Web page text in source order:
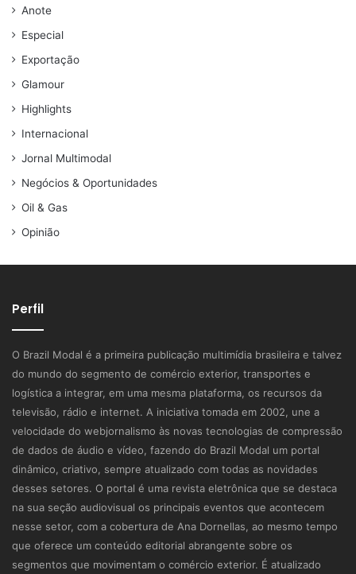
Anote
Especial
Exportação
Glamour
Highlights
Internacional
Jornal Multimodal
Negócios & Oportunidades
Oil & Gas
Opinião
Perfil
O Brazil Modal é a primeira publicação multimídia brasileira e talvez
do mundo do segmento de comércio exterior, transportes e
logística a integrar, em uma mesma plataforma, os recursos da
televisão, rádio e internet. A iniciativa tomada em 2002, une a
velocidade do webjornalismo às novas tecnologias de compressão
de dados de áudio e vídeo, fazendo do Brazil Modal um portal
dinâmico, criativo, sempre atualizado com todas as novidades
desses setores. O portal é uma revista eletrônica que se destaca
na sua seção audiovisual os principais eventos que acontecem
nesse setor, com a cobertura de Ana Dornellas, ao mesmo tempo
que oferece um conteúdo editorial abrangente sobre os
segmentos que movimentam o comércio exterior. É atualizado